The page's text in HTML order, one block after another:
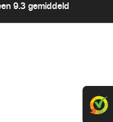
9.3 gemiddeld